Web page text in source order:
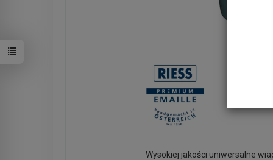
Wysokiej jakości uniwersalne